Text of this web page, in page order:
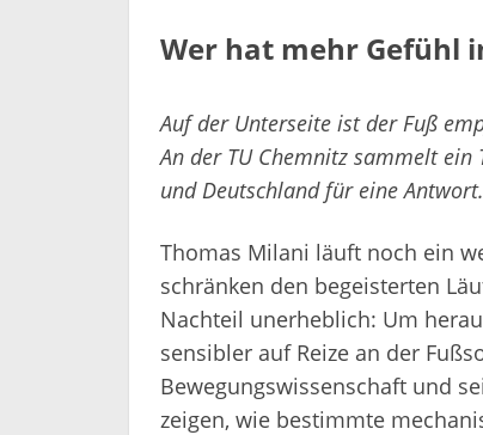
Wer hat mehr Gefühl
Auf der Unterseite ist der Fuß
An der TU Chemnitz sammelt
und Deutschland für eine Antwort.
Thomas Milani läuft noch ein
schränken den begeisterten
Nachteil unerheblich: Um
sensibler auf Reize an der
Bewegungswissenschaft und
zeigen, wie bestimmte